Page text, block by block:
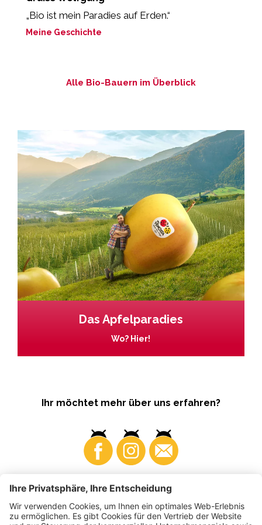
„Bio ist mein Paradies auf Erden.“
Meine Geschichte
Alle Bio-Bauern im Überblick
Das Apfelparadies
Wo? Hier!
Ihr möchtet mehr über uns erfahren?
Business Produzenten